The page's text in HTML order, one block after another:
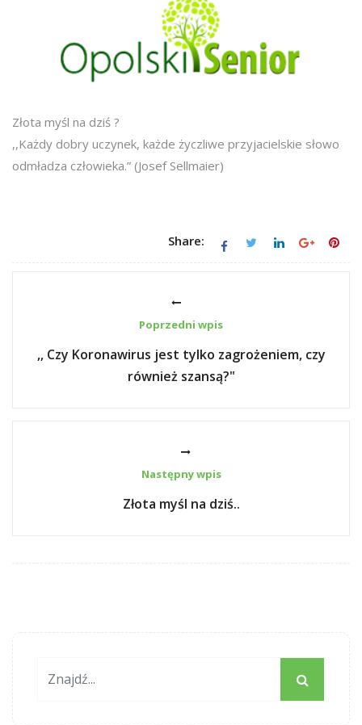
Złota myśl na dziś ?
,,Każdy dobry uczynek, każde życzliwe przyjacielskie słowo
odmładza człowieka.” (Josef Sellmaier)
Share:
Poprzedni wpis
,, Czy Koronawirus jest tylko zagrożeniem, czy
również szansą?"
Następny wpis
Złota myśl na dziś..